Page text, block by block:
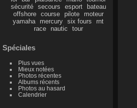
sécurité
secours esport
bateau
offshore
course pilote
moteur
yamaha
mercury six fours
rnt
race
nautic tour
Spéciales
Plus vues
Mieux notées
Photos récentes
Albums récents
Photos au hasard
Calendrier